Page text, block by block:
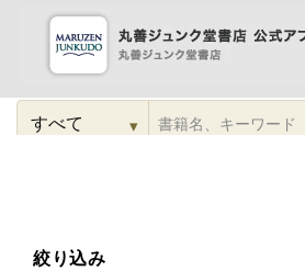
コンテンツに
進む
検
▾
絞り込み